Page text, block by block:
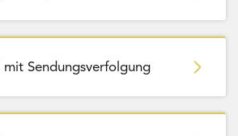
mit Sendungsverfolgung